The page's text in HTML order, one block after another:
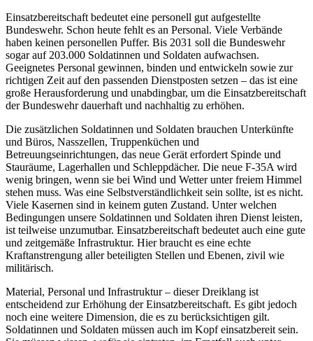
Einsatzbereitschaft bedeutet eine personell gut aufgestellte
Bundeswehr. Schon heute fehlt es an Personal. Viele Verbände
haben keinen personellen Puffer. Bis 2031 soll die Bundeswehr
sogar auf 203.000 Soldatinnen und Soldaten aufwachsen.
Geeignetes Personal gewinnen, binden und entwickeln sowie zur
richtigen Zeit auf den passenden Dienstposten setzen – das ist eine
große Herausforderung und unabdingbar, um die Einsatzbereitschaft
der Bundeswehr dauerhaft und nachhaltig zu erhöhen.
Die zusätzlichen Soldatinnen und Soldaten brauchen Unterkünfte
und Büros, Nasszellen, Truppenküchen und
Betreuungseinrichtungen, das neue Gerät erfordert Spinde und
Stauräume, Lagerhallen und Schleppdächer. Die neue F-35A wird
wenig bringen, wenn sie bei Wind und Wetter unter freiem Himmel
stehen muss. Was eine Selbstverständlichkeit sein sollte, ist es nicht.
Viele Kasernen sind in keinem guten Zustand. Unter welchen
Bedingungen unsere Soldatinnen und Soldaten ihren Dienst leisten,
ist teilweise unzumutbar. Einsatzbereitschaft bedeutet auch eine gute
und zeitgemäße Infrastruktur. Hier braucht es eine echte
Kraftanstrengung aller beteiligten Stellen und Ebenen, zivil wie
militärisch.
Material, Personal und Infrastruktur – dieser Dreiklang ist
entscheidend zur Erhöhung der Einsatzbereitschaft. Es gibt jedoch
noch eine weitere Dimension, die es zu berücksichtigen gilt.
Soldatinnen und Soldaten müssen auch im Kopf einsatzbereit sein.